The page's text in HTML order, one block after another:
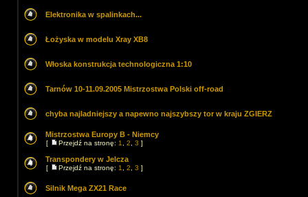
Elektronika w spalinkach...
Łożyska w modelu Xray XB8
Włoska konstrukcja technologiczna 1:10
Tarnów 10-11.09.2005 Mistrzostwa Polski off-road
chyba najladniejszy a napewno najszybszy tor w kraju ZGIERZ
Mistrzostwa Europy B - Niemcy
[ Przejdź na stronę: 1 2 3 ]
Transpondery w Jelcza
[ Przejdź na stronę: 1 2 3 ]
Silnik Mega ZX21 Race